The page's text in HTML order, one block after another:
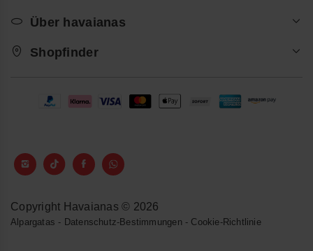
Über havaianas
Shopfinder
Copyright Havaianas © 2026
Alpargatas - Datenschutz-Bestimmungen - Cookie-Richtlinie